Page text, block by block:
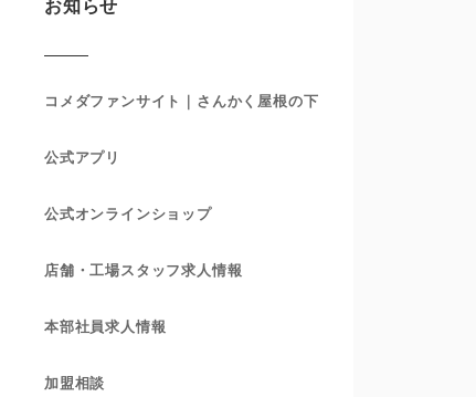
お知らせ
コメダファンサイト｜さんかく屋根の下
公式アプリ
公式オンラインショップ
店舗・工場スタッフ求人情報
本部社員求人情報
加盟相談